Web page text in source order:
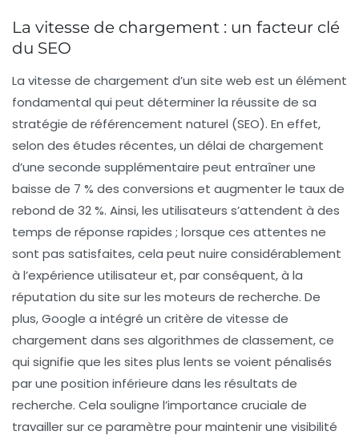
La vitesse de chargement : un facteur clé
du SEO
La vitesse de chargement d’un site web est un élément
fondamental qui peut déterminer la réussite de sa
stratégie de référencement naturel (SEO). En effet,
selon des études récentes, un délai de chargement
d’une seconde supplémentaire peut entraîner une
baisse de 7 % des conversions et augmenter le taux de
rebond de 32 %. Ainsi, les utilisateurs s’attendent à des
temps de réponse rapides ; lorsque ces attentes ne
sont pas satisfaites, cela peut nuire considérablement
à l’expérience utilisateur et, par conséquent, à la
réputation du site sur les moteurs de recherche. De
plus, Google a intégré un critère de vitesse de
chargement dans ses algorithmes de classement, ce
qui signifie que les sites plus lents se voient pénalisés
par une position inférieure dans les résultats de
recherche. Cela souligne l’importance cruciale de
travailler sur ce paramètre pour maintenir une visibilité